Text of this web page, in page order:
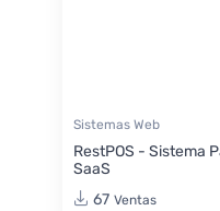
Sistemas Web
RestPOS - Sistema
SaaS
67 Ventas